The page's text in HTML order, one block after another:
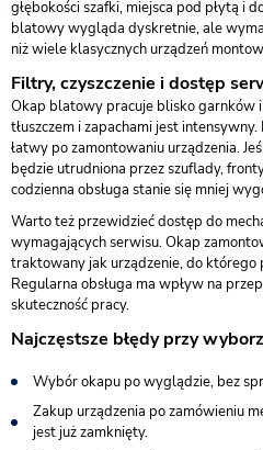
głębokości szafki, miejsca pod płytą i
blatowy wygląda dyskretnie, ale
niż wiele klasycznych urządzeń
Filtry, czyszczenie i dostęp
Okap blatowy pracuje blisko garnków
tłuszczem i zapachami jest
łatwy po zamontowaniu urządzenia.
będzie utrudniona przez szuflady,
codzienna obsługa stanie się mniej
Warto też przewidzieć dostęp do
wymagających serwisu. Okap
traktowany jak urządzenie, do którego
Regularna obsługa ma wpływ na
skuteczność pracy.
Najczęstsze błędy przy
Wybór okapu po wyglądzie, bez
Zakup urządzenia po zamówieniu
jest już zamknięty.